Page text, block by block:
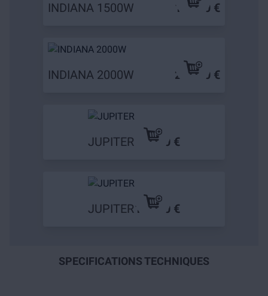
INDIANA 1500W 199,90 €
INDIANA 2000W 239,90 €
JUPITER 79,90 €
JUPITER 109,90 €
SPECIFICATIONS TECHNIQUES